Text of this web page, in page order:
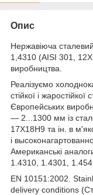
Опис
Нержавіюча
1,4310 (AISI 301,
виробництва.
Реалізуємо
стійкої і
Європейських
— 2...1300 мм із
17Х18Н9 та ін. в
і
Американські
1.4310, 1.4301, 1.4541
EN 10151:2002.
delivery conditions